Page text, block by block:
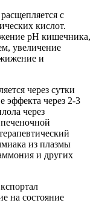
с
кислот.
рН кишечника,
увеличение
и
через сутки
эффекта через 2-3
через
из плазмы
и других
на состояние